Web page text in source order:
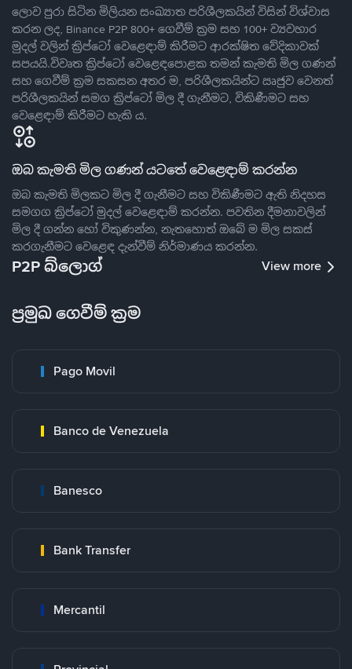
ලොව පුරා සිටින මිලියන සංඛ්‍යාත පරිශීලකයින් විසින් විශ්වාස
කරන ලද, Binance P2P 800+ ගෙවීම් ක්‍රම සහ 100+ ව්‍යවහාර
මුදල් වලින් ක්‍රිප්ටෝ වෙළෙඳාම් කිරීමට ආරක්ෂිත වේදිකාවක්
සපයයි.විවෘත ක්‍රිප්ටෝ වෙළෙඳපොළක තමන් කැමති මිල ගණන්
සහ ගෙවීම් ක්‍රම සකසන අතර ම, පරිශීලකයින්ට ඍජුව වෙනත්
පරිශීලකයින් සමග ක්‍රිප්ටෝ මිල දී ගැනීමට, විකිණීමට සහ
වෙළෙඳාම් කිරීමට හැකි ය.
ඔබ කැමති මිල ගණන් යටතේ වෙළෙඳාම් කරන්න
ඔබ කැමති මිලකට මිල දී ගැනීමට සහ විකිණීමට ඇති නිදහස
සමගග ක්‍රිප්ටෝ මුදල් වෙළෙඳාම් කරන්න. පවතින දීමනාවලින්
මිල දී ගන්න හෝ විකුණන්න, නැතහොත් ඔබේ ම මිල සකස්
කරගැනීමට වෙළෙඳ දැන්වීම් නිර්මාණය කරන්න.
P2P බ්ලොග් View more
ප්‍රමුඛ ගෙවීම් ක්‍රම
Pago Movil
Banco de Venezuela
Banesco
Bank Transfer
Mercantil